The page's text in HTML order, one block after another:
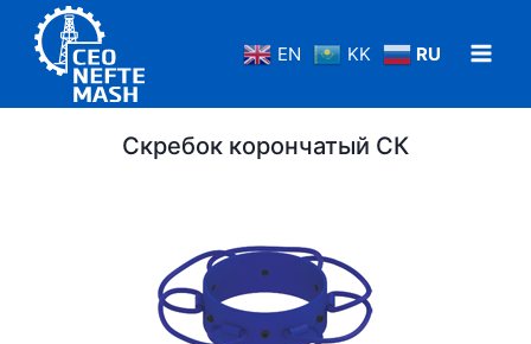
Перейти
содержанию
EN KK RU
Скребок корончатый СК